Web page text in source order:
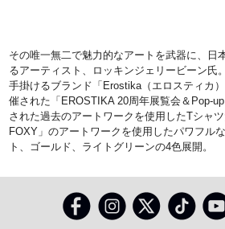
その唯一無二で魅力的なアートを武器に、日
るアーティスト、ロッキンジェリービーン氏
手掛けるブランド「Erostika（エロスティカ
催された「EROSTIKA 20周年展覧会＆Pop-
された過去のアートワークを使用したTシャ
FOXY」のアートワークを使用したパワフル
ト、ゴールド、ライトグリーンの4色展開。